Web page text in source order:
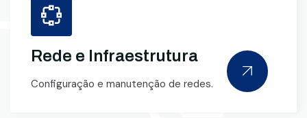
Rede e Infraestrutura
Configuração e manutenção de redes.